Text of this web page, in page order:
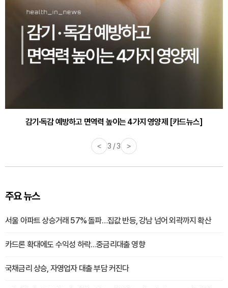
감기·독감 예방하고 면역력 높이는 4가지 영양제 [카드뉴스]
< 3 / 3 >
주요 뉴스
서울 아파트 상승거래 57% 돌파…집값 반등, 강남 넘어 외곽까지 확산
카드론 확대에도 수익성 하락…중금리대출 영향
국채금리 상승, 자영업자 대출 부담 커진다